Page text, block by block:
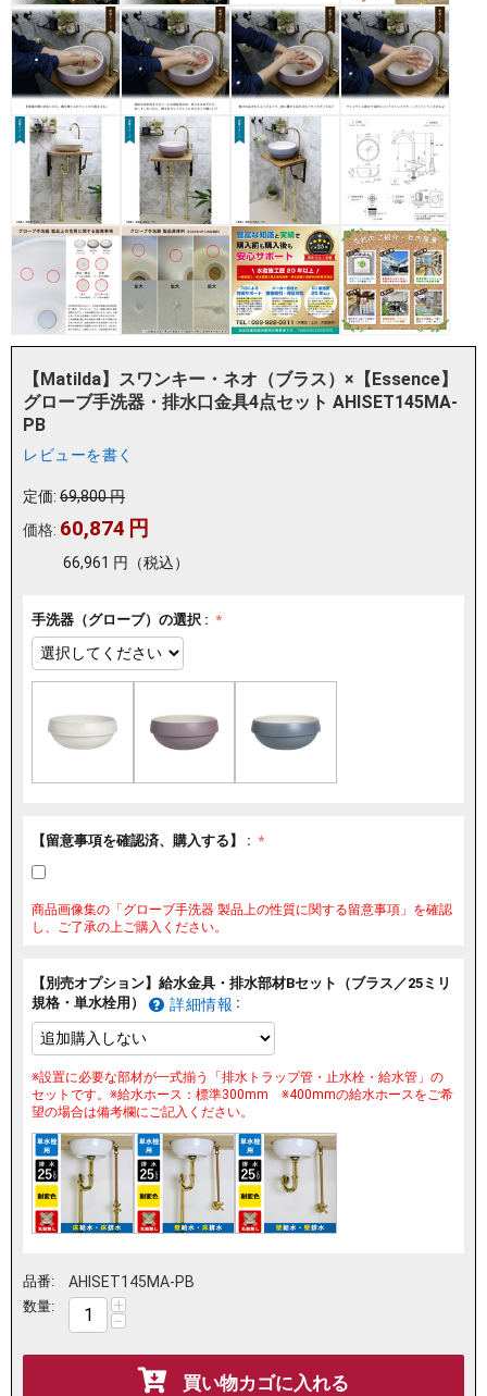
【Matilda】スワンキー・ネオ（ブラス）×【Essence】
グローブ手洗器・排水口金具4点セット AHISET145MA-
PB
レビューを書く
定価: 69,800円
価格: 60,874 円
66,961 円 （税込）
手洗器（グローブ）の選択 :
【留意事項を確認済、購入する】 :
商品画像集の「グローブ手洗器 製品上の性質に関する留意事項」を確認
し、ご了承の上ご購入ください。
【別売オプション】給水金具・排水部材Bセット（ブラス／25ミリ
規格・単水栓用）
詳細情報 :
※設置に必要な部材が一式揃う「排水トラップ管・止水栓・給水管」の
セットです。※給水ホース：標準300mm ※400mmの給水ホースをご希
望の場合は備考欄にご記入ください。
品番: AHISET145MA-PB
数量: +
−
買い物カゴに入れる